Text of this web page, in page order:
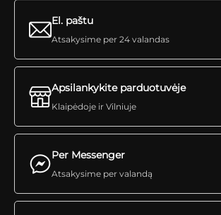
Per Messenger
Atsakysime per valandą
El. paštu
Atsakysime per 24 valandas
Apsilankykite parduotuvėje
Klaipėdoje ir Vilniuje